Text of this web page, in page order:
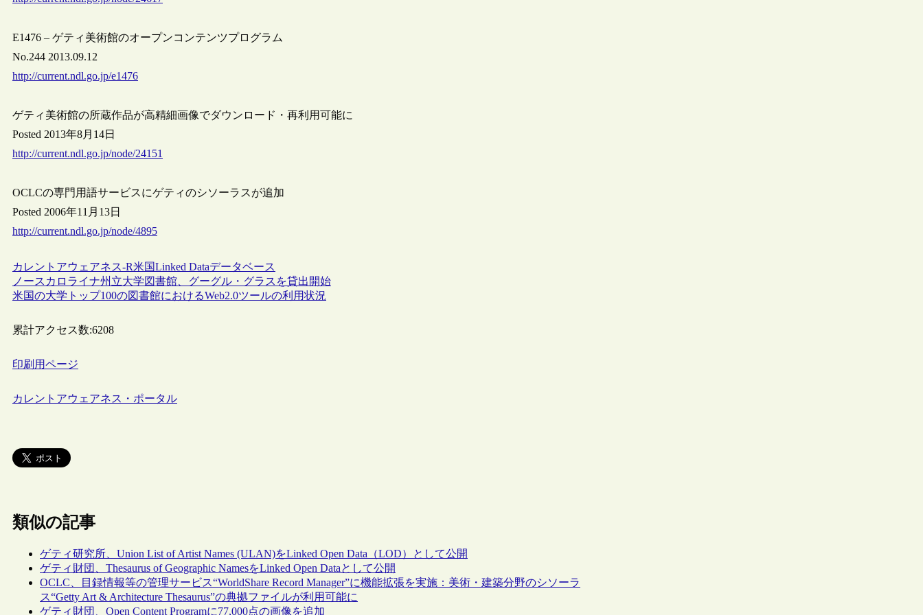
E1476 – ゲティ美術館のオープンコンテンツプログラム
No.244 2013.09.12
http://current.ndl.go.jp/e1476
ゲティ美術館の所蔵作品が高精細画像でダウンロード・再利用可能に
Posted 2013年8月14日
http://current.ndl.go.jp/node/24151
OCLCの専門用語サービスにゲティのシソーラスが追加
Posted 2006年11月13日
http://current.ndl.go.jp/node/4895
カレントアウェアネス-R米国Linked Dataデータベース
ノースカロライナ州立大学図書館、グーグル・グラスを貸出開始
米国の大学トップ100の図書館におけるWeb2.0ツールの利用状況
累計アクセス数:6208
印刷用ページ
カレントアウェアネス・ポータル
類似の記事
ゲティ研究所、Union List of Artist Names (ULAN)をLinked Open Data（LOD）として公開
ゲティ財団、Thesaurus of Geographic NamesをLinked Open Dataとして公開
OCLC、目録情報等の管理サービス“WorldShare Record Manager”に機能拡張を実施：美術・建築分野のシソーラ
ス“Getty Art & Architecture Thesaurus”の典拠ファイルが利用可能に
ゲティ財団、Open Content Programに77,000点の画像を追加